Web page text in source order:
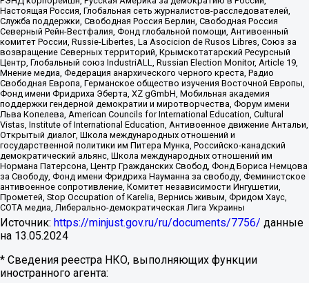
Настоящая Россия, Глобальная сеть журналистов-расследователей,
Служба поддержки, Свободная Россия Берлин, Свободная Россия
Северный Рейн-Вестфалия, Фонд глобальной помощи, Антивоенный
комитет России, Russie-Libertes, La Asocicion de Rusos Libres, Союз за
возвращение Северных территорий, Крымскотатарский Ресурсный
Центр, Глобальный союз IndustriALL, Russian Election Monitor, Article 19,
Мнение медиа, Федерация анархического черного креста, Радио
Свободная Европа, Германское общество изучения Восточной Европы,
Фонд имени Фридриха Эберта, XZ gGmbH, Мобильная академия
поддержки гендерной демократии и миротворчества, Форум имени
Льва Копелева, American Councils for International Education, Cultural
Vistas, Institute of International Education, Антивоенное движение Антальи,
Открытый диалог, Школа международных отношений и
государственной политики им Питера Мунка, Российско-канадский
демократический альянс, Школа международных отношений им
Нормана Патерсона, Центр Гражданских Свобод, Фонд Бориса Немцова
за Свободу, Фонд имени Фридриха Науманна за свободу, Феминистское
антивоенное сопротивление, Комитет независимости Ингушетии,
Прометей, Stop Occupation of Karelia, Вернись живым, Фридом Хаус,
СОТА медиа, Либерально-демократическая Лига Украины
Источник: https://minjust.gov.ru/ru/documents/7756/ данные
на 13.05.2024
* Сведения реестра НКО, выполняющих функции
иностранного агента: